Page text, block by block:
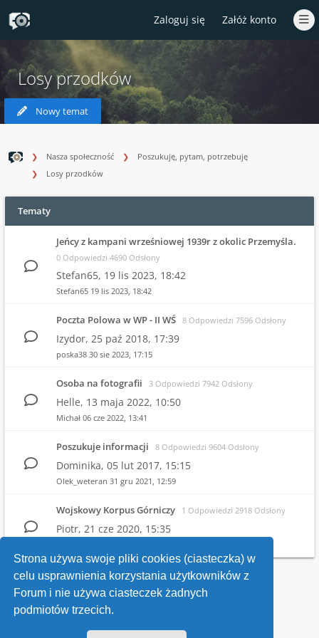
Strona używa swoje pliki cookies (ciasteczka) w
celu usprawnienia korzystania użytkowników z
Forum i nie używa ciasteczek żadnych
podmiotów trzecich.
Zaloguj się Załóż konto
Losy przodków
Nowy temat
Nasza społeczność
Poszukuję, pytam, potrzebuję
Losy przodków
Tematy
Jeńcy z kampani wrześniowej 1939r z okolic Przemyśla.
0 Odpowiedzi 4690 Odsłony
Stefan65, 19 lis 2023, 18:42
Stefan65 19 lis 2023, 18:42
Poczta Polowa w WP - II WŚ 8 Odpowiedzi 7596 Odsłony
Izydor, 25 paź 2018, 17:39
poska38 30 sie 2023, 17:15
Osoba na fotografii 3 Odpowiedzi 7942 Odsłony
Helle, 13 maja 2022, 10:50
Michał 06 cze 2022, 13:41
Poszukuje informacji 8 Odpowiedzi 9604 Odsłony
Dominika, 05 lut 2017, 15:15
Olek_weteran 31 gru 2021, 12:59
Wojskowy Korpus Górniczy 1 Odpowiedzi 2918 Odsłony
Piotr, 21 cze 2020, 15:35
Wróć do wykazu forów